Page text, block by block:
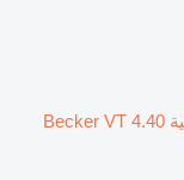
المضخة الصناعية Becker VT 4.40